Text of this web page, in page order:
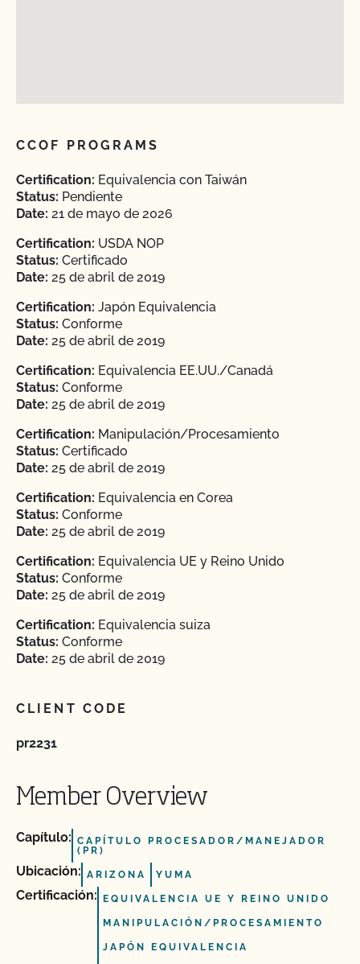
CCOF PROGRAMS
Certification: Equivalencia con Taiwán
Status: Pendiente
Date: 21 de mayo de 2026
Certification: USDA NOP
Status: Certificado
Date: 25 de abril de 2019
Certification: Japón Equivalencia
Status: Conforme
Date: 25 de abril de 2019
Certification: Equivalencia EE.UU./Canadá
Status: Conforme
Date: 25 de abril de 2019
Certification: Manipulación/Procesamiento
Status: Certificado
Date: 25 de abril de 2019
Certification: Equivalencia en Corea
Status: Conforme
Date: 25 de abril de 2019
Certification: Equivalencia UE y Reino Unido
Status: Conforme
Date: 25 de abril de 2019
Certification: Equivalencia suiza
Status: Conforme
Date: 25 de abril de 2019
CLIENT CODE
pr2231
Member Overview
Capítulo: CAPÍTULO PROCESADOR/MANEJADOR
(PR)
Ubicación: ARIZONA YUMA
Certificación: EQUIVALENCIA UE Y REINO UNIDO
MANIPULACIÓN/PROCESAMIENTO
JAPÓN EQUIVALENCIA